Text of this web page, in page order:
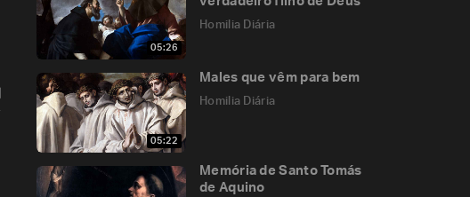
05:26
Homilia Diária
05:22
Males que vêm para bem
Homilia Diária
Memória de Santo Tomás
de Aquino